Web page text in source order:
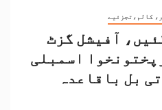
کالم،تجزئیے
آفیشل گزٹ
اسمبلی
بل باقاعدہ